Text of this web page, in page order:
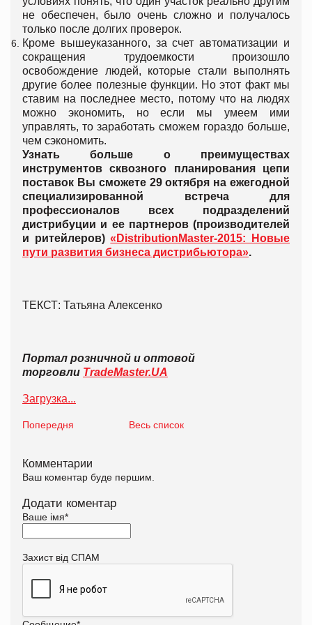
не обеспечен, было очень сложно и получалось
только после долгих проверок.
Кроме вышеуказанного, за счет автоматизации и
сокращения трудоемкости произошло
освобождение людей, которые стали выполнять
другие более полезные функции. Но этот факт мы
ставим на последнее место, потому что на людях
можно экономить, но если мы умеем ими
управлять, то заработать сможем гораздо больше,
чем сэкономить.
Узнать больше о преимуществах
инструментов сквозного планирования цепи
поставок Вы сможете 29 октября на ежегодной
специализированной встреча для
профессионалов всех подразделений
дистрибуции и ее партнеров (производителей
и ритейлеров)«DistributionMaster-2015: Новые
пути развития бизнеса дистрибьютора».
ТЕКСТ: Татьяна Алексенко
Портал розничной и оптовой
торговли TradeMaster.UA
Загрузка...
Попередня Весь список
Комментарии
Ваш коментар буде першим.
Додати коментар
Ваше імя*
Захист від СПАМ